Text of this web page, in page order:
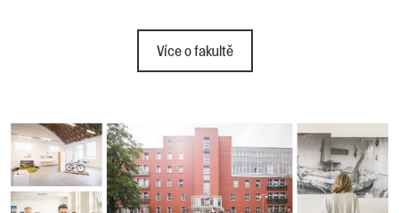
Více o fakultě